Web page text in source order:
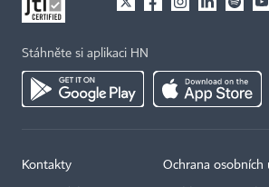
Stáhněte si aplikaci HN
Kontakty Ochrana osobních